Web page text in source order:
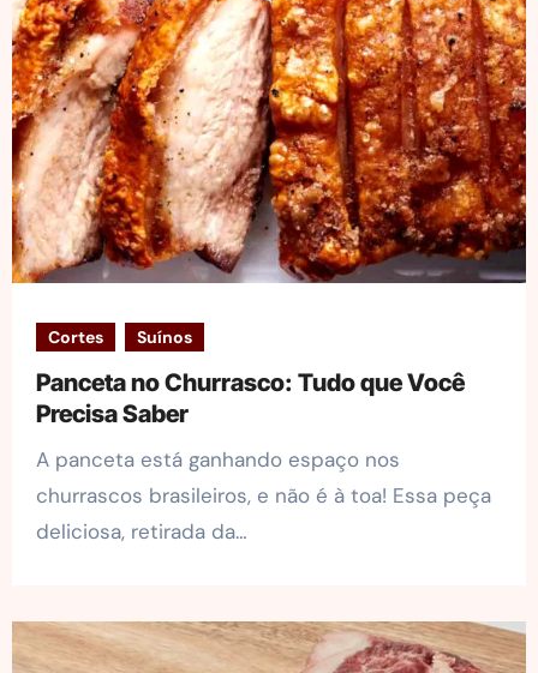
Cortes Suínos
Panceta no Churrasco: Tudo que Você
Precisa Saber
A panceta está ganhando espaço nos
churrascos brasileiros, e não é à toa! Essa peça
deliciosa, retirada da…